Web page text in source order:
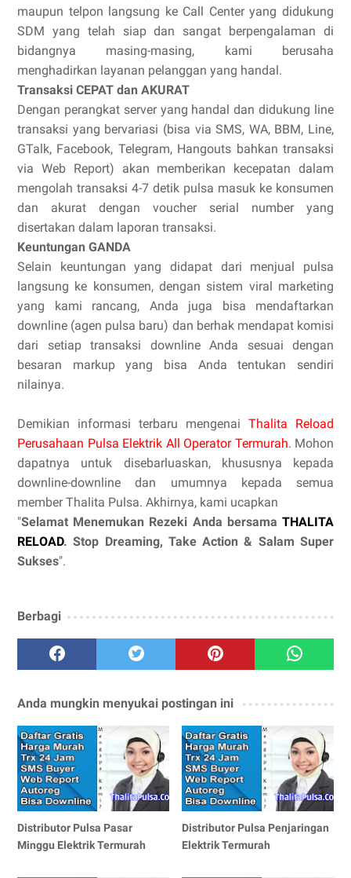
maupun telpon langsung ke Call Center yang didukung
SDM yang telah siap dan sangat berpengalaman di
bidangnya masing-masing, kami berusaha
menghadirkan layanan pelanggan yang handal.
Transaksi CEPAT dan AKURAT
Dengan perangkat server yang handal dan didukung line
transaksi yang bervariasi (bisa via SMS, WA, BBM, Line,
GTalk, Facebook, Telegram, Hangouts bahkan transaksi
via Web Report) akan memberikan kecepatan dalam
mengolah transaksi 4-7 detik pulsa masuk ke konsumen
dan akurat dengan voucher serial number yang
disertakan dalam laporan transaksi.
Keuntungan GANDA
Selain keuntungan yang didapat dari menjual pulsa
langsung ke konsumen, dengan sistem viral marketing
yang kami rancang, Anda juga bisa mendaftarkan
downline (agen pulsa baru) dan berhak mendapat komisi
dari setiap transaksi downline Anda sesuai dengan
besaran markup yang bisa Anda tentukan sendiri
nilainya.
Demikian informasi terbaru mengenai Thalita Reload
Perusahaan Pulsa Elektrik All Operator Termurah. Mohon
dapatnya untuk disebarluaskan, khususnya kepada
downline-downline dan umumnya kepada semua
member Thalita Pulsa. Akhirnya, kami ucapkan
"Selamat Menemukan Rezeki Anda bersama THALITA
RELOAD. Stop Dreaming, Take Action & Salam Super
Sukses".
Berbagi
Anda mungkin menyukai postingan ini
Distributor Pulsa Pasar
Minggu Elektrik Termurah
Distributor Pulsa Penjaringan
Elektrik Termurah